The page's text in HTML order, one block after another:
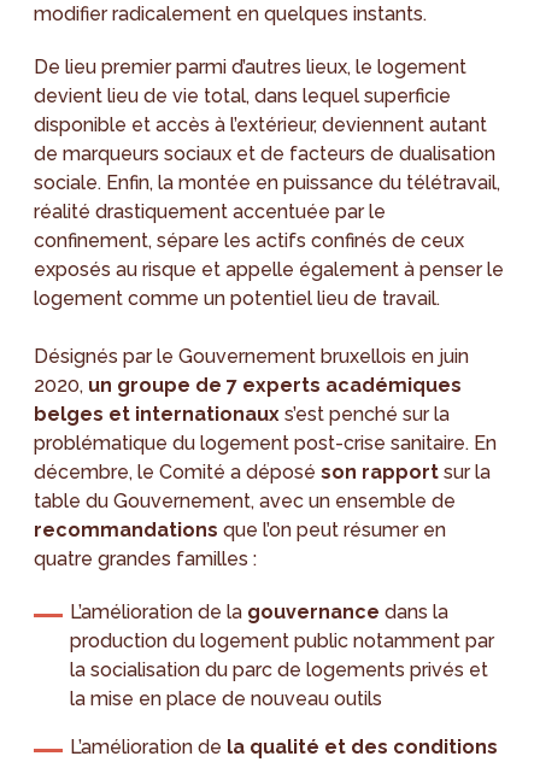
modifier radicalement en quelques instants.
De lieu premier parmi d’autres lieux, le logement
devient lieu de vie total, dans lequel superficie
disponible et accès à l’extérieur, deviennent autant
de marqueurs sociaux et de facteurs de dualisation
sociale. Enfin, la montée en puissance du télétravail,
réalité drastiquement accentuée par le
confinement, sépare les actifs confinés de ceux
exposés au risque et appelle également à penser le
logement comme un potentiel lieu de travail.
Désignés par le Gouvernement bruxellois en juin
2020, un groupe de 7 experts académiques
belges et internationaux s’est penché sur la
problématique du logement post-crise sanitaire. En
décembre, le Comité a déposéson rapport sur la
table du Gouvernement, avec un ensemble de
recommandations que l’on peut résumer en
quatre grandes familles :
L’amélioration de la gouvernance dans la
production du logement public notamment par
la socialisation du parc de logements privés et
la mise en place de nouveau outils
L’amélioration de la qualité et des conditions